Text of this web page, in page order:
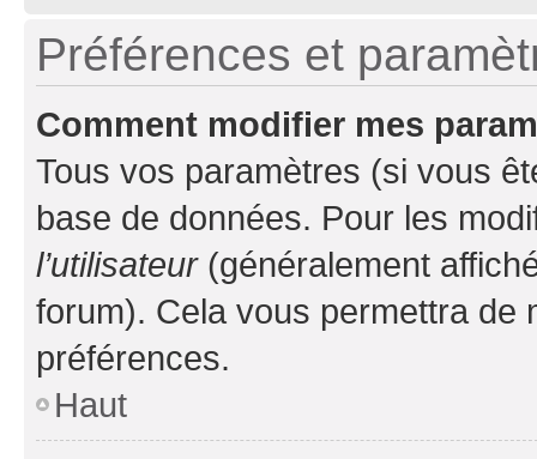
Préférences et
Comment modifier mes
Tous vos paramètres (si vous
base de données. Pour les
l’utilisateur(généralement
forum). Cela vous permettra de
préférences.
Haut